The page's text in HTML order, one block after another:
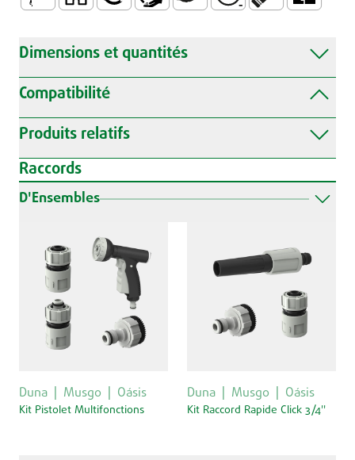
Dimensions et quantités
Compatibilité
Produits relatifs
Raccords
D'Ensembles
Duna Musgo Oásis
Kit Pistolet Multifonctions
Duna Musgo Oásis
Kit Raccord Rapide Click 3/4''